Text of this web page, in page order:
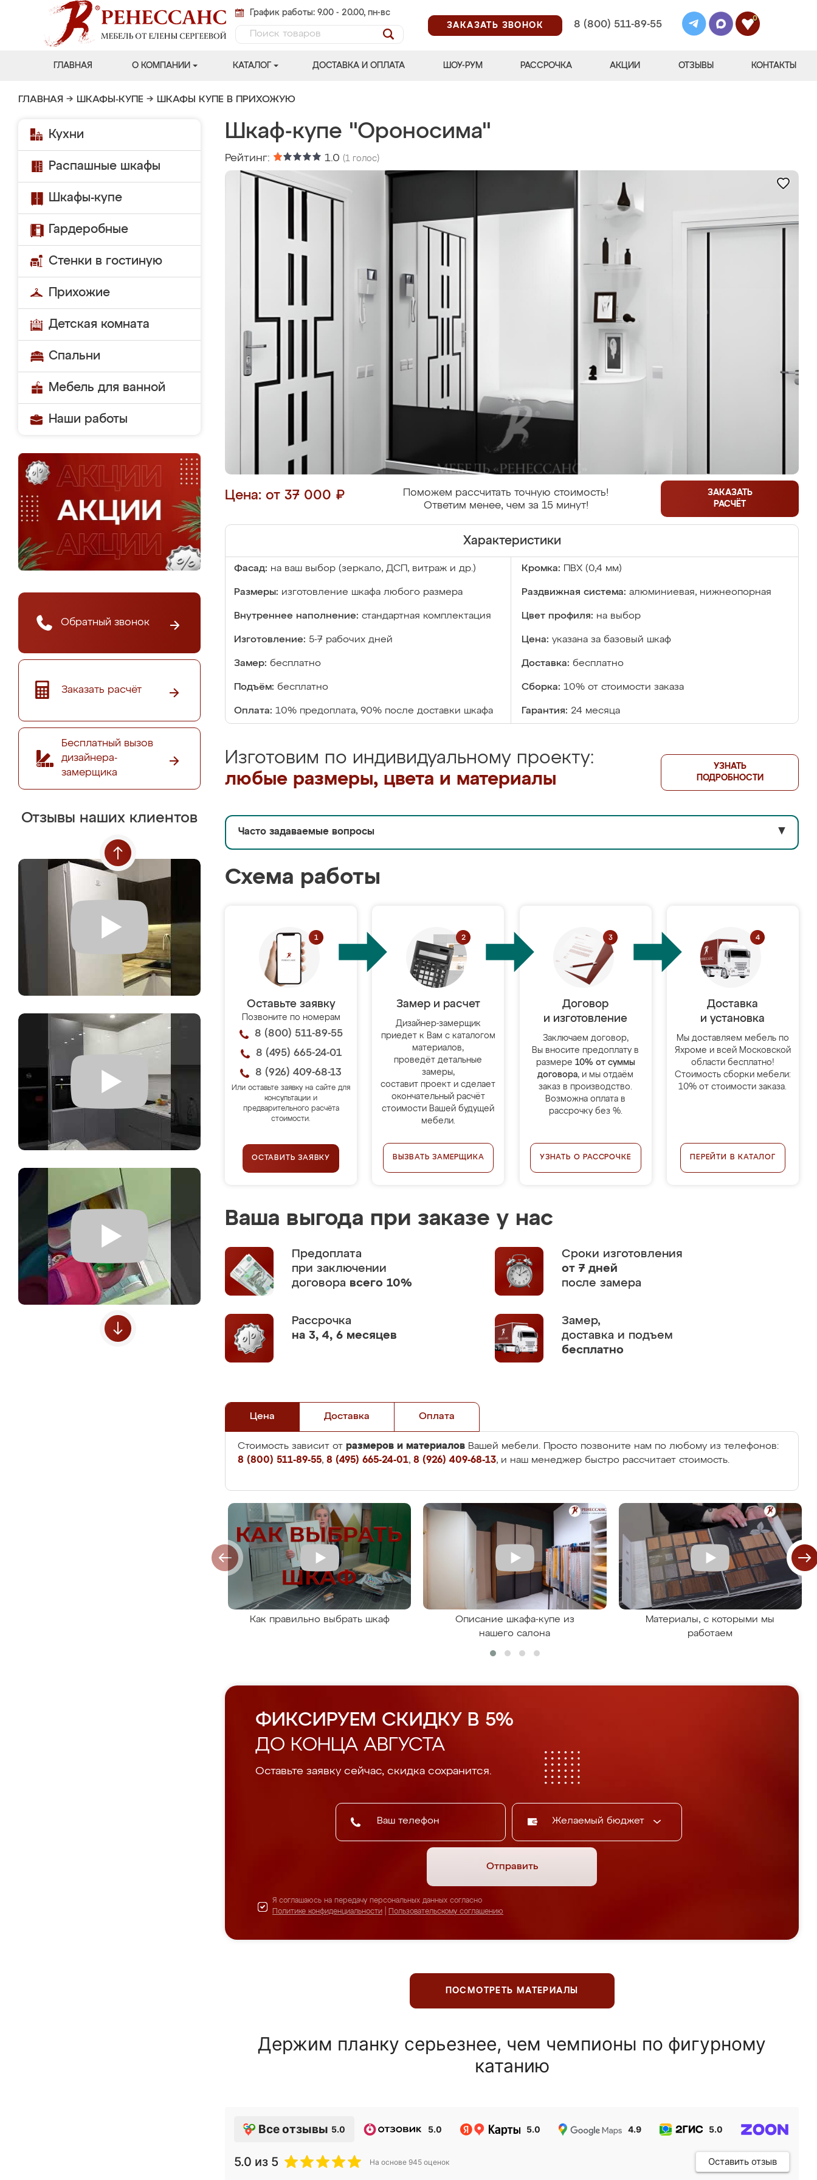
График работы: 9.00 - 20.00, пн-вс
ЗАКАЗАТЬ ЗВОНОК
8 (800) 511-89-55
0
ГЛАВНАЯ О КОМПАНИИ КАТАЛОГ ДОСТАВКА И ОПЛАТА ШОУ-РУМ РАССРОЧКА АКЦИИ ОТЗЫВЫ КОНТАКТЫ
ГЛАВНАЯ → ШКАФЫ-КУПЕ → ШКАФЫ КУПЕ В ПРИХОЖУЮ
Кухни
Распашные шкафы
Шкафы-купе
Гардеробные
Стенки в гостиную
Прихожие
Детская комната
Спальни
Мебель для ванной
Наши работы
Обратный звонок
Заказать расчёт
Бесплатный вызов
дизайнера-
замерщика
Отзывы наших клиентов
Шкаф-купе "Ороносима"
Рейтинг: 1.0 (1 голос)
Цена: от 37 000 ₽
Поможем рассчитать точную стоимость!
Ответим менее, чем за 15 минут!
ЗАКАЗАТЬ
РАСЧЁТ
Характеристики
Фасад: на ваш выбор (зеркало, ДСП, витраж и др.) Кромка: ПВХ (0,4 мм)
Размеры: изготовление шкафа любого размера Раздвижная система: алюминиевая, нижнеопорная
Внутреннее наполнение: стандартная комплектация Цвет профиля: на выбор
Изготовление: 5-7 рабочих дней Цена: указана за базовый шкаф
Замер: бесплатно Доставка: бесплатно
Подъём: бесплатно Сборка: 10% от стоимости заказа
Оплата: 10% предоплата, 90% после доставки шкафа Гарантия: 24 месяца
Изготовим по индивидуальному проекту:
любые размеры, цвета и материалы
УЗНАТЬ
ПОДРОБНОСТИ
Часто задаваемые вопросы ▼
Схема работы
Оставьте заявку
Позвоните по номерам
8 (800) 511-89-55
8 (495) 665-24-01
8 (926) 409-68-13
Или оставьте заявку на сайте для
консультации и
предварительного расчёта
стоимости.
ОСТАВИТЬ ЗАЯВКУ
Замер и расчет
Дизайнер-замерщик
приедет к Вам с каталогом
материалов,
проведёт детальные
замеры,
составит проект и сделает
окончательный расчёт
стоимости Вашей будущей
мебели.
ВЫЗВАТЬ ЗАМЕРЩИКА
Договор
и изготовление
Заключаем договор,
Вы вносите предоплату в
размере 10% от суммы
договора, и мы отдаём
заказ в производство.
Возможна оплата в
рассрочку без %.
УЗНАТЬ О РАССРОЧКЕ
Доставка
и установка
Мы доставляем мебель по
Яхроме и всей Московской
области бесплатно!
Стоимость сборки мебели:
10% от стоимости заказа.
ПЕРЕЙТИ В КАТАЛОГ
Ваша выгода при заказе у нас
Предоплата
при заключении
договора всего 10%
Сроки изготовления
от 7 дней
после замера
Рассрочка
на 3, 4, 6 месяцев
Замер,
доставка и подъем
бесплатно
Цена Доставка Оплата
Стоимость зависит от размеров и материалов Вашей мебели. Просто позвоните нам по любому из телефонов:
8 (800) 511-89-55, 8 (495) 665-24-01, 8 (926) 409-68-13, и наш менеджер быстро рассчитает стоимость.
Как правильно выбрать шкаф
Описание шкафа-купе из
нашего салона
Материалы, с которыми мы
работаем
ФИКСИРУЕМ СКИДКУ В 5%
ДО КОНЦА АВГУСТА
Оставьте заявку сейчас, скидка сохранится.
Желаемый бюджет
Отправить
Я соглашаюсь на передачу персональных данных согласно
Политике конфиденциальности
Пользовательскому соглашению
ПОСМОТРЕТЬ МАТЕРИАЛЫ
Держим планку серьезнее, чем чемпионы по фигурному
катанию
Все отзывы 5.0 5.0 5.0 4.9 5.0
5.0 из 5 На основе 945 оценок Оставить отзыв